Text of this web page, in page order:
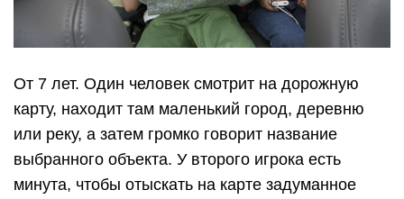
От 7 лет. Один человек смотрит на дорожную
карту, находит там маленький город, деревню
или реку, а затем громко говорит название
выбранного объекта. У второго игрока есть
минута, чтобы отыскать на карте задуманное